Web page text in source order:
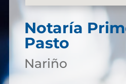
Notaría
Pasto
Nariño